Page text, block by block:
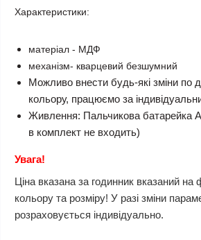
Характеристики:
матеріал - МДФ
механізм- кварцевий безшумний
Можливо внести будь-які зміни по
кольору, працюємо за
Живлення: Пальчикова батарейка
в комплект не входить)
Увага!
Ціна вказана за годинник вказаний на
кольору та розміру! У разі зміни
розраховується індивідуально.